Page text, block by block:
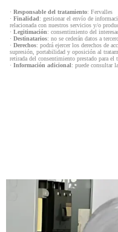
· Responsable del tratamiento: Fervalles
· Finalidad: gestionar el envío de
relacionada con nuestros servicios y/o
· Legitimación: consentimiento del
· Destinatarios: no se cederán datos a
· Derechos: podrá ejercer los derechos de
supresión, portabilidad y oposición al
retirada del consentimiento prestado para el
· Información adicional: puede consultar